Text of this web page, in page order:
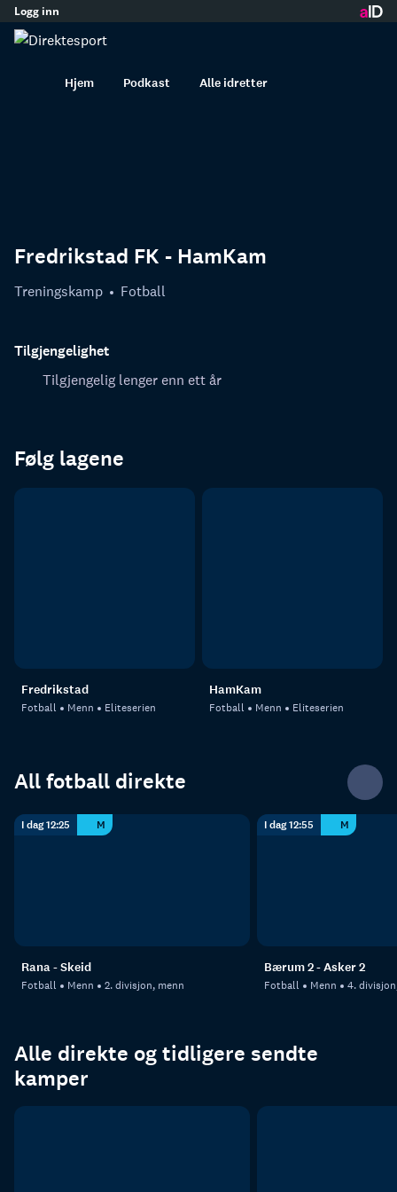
innhold
Logg inn
Hjem Podkast Alle idretter
Fredrikstad FK - HamKam
Treningskamp Fotball
Tilgjengelighet
Tilgjengelig lenger enn ett år
Følg lagene
Fredrikstad
Fotball Menn Eliteserien
HamKam
Fotball Menn Eliteserien
All fotball direkte
I dag 12:25 M
Rana - Skeid
Fotball Menn 2. divisjon, menn
I dag 12:55 M
Bærum 2 - Asker 2
Fotball Menn 4.
Alle direkte og tidligere sendte
kamper